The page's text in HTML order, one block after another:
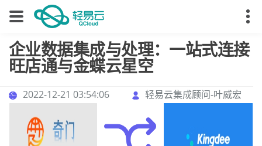
企业数据集成与处理：一站式连接
旺店通与金蝶云星空
2022-12-21 03:54:06 轻易云集成顾问-叶威宏